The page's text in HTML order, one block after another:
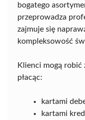
bogatego
przeprowadza
zajmuje się
kompleksowość
Klienci mogą robić
płacąc:
kartami
kartami